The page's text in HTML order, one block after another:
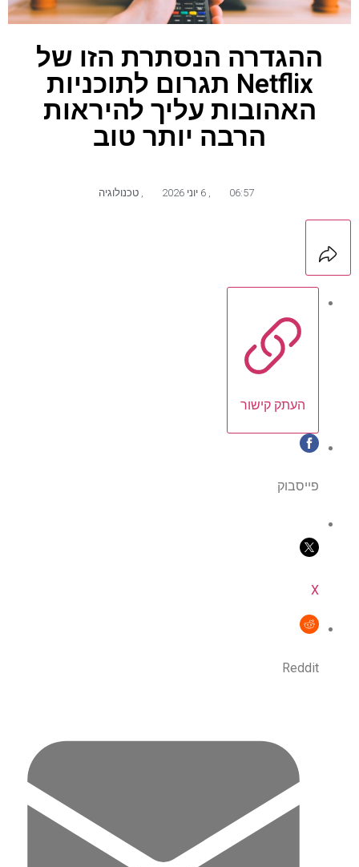
ההגדרה הנסתרת הזו של
Netflix תגרום לתוכניות
האהובות עליך להיראות
הרבה יותר טוב
06:57 טכנולוגיה
העתק קישור
פייסבוק
X
Reddit